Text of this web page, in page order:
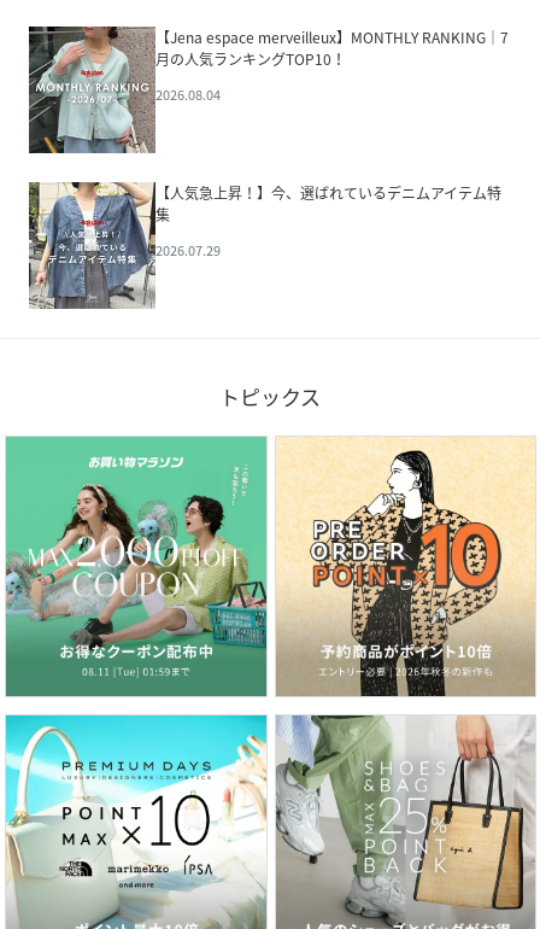
【Jena espace merveilleux】MONTHLY RANKING｜7
月の人気ランキングTOP10！
2026.08.04
【人気急上昇！】今、選ばれているデニムアイテム特
集
2026.07.29
トピックス